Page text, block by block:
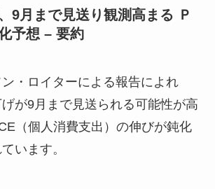
9月まで見送り観測高まる Ｐ
予想 – 要約
ン・ロイターによる報告によれ
が9月まで見送られる可能性が高
（個人消費支出）の伸びが鈍化
います。